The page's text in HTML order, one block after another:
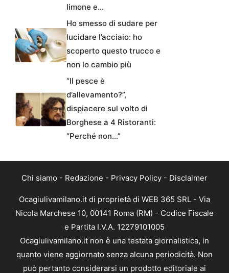
limone e…
Ho smesso di sudare per
lucidare l’acciaio: ho
scoperto questo trucco e
non lo cambio più
“Il pesce è
d’allevamento?”,
dispiacere sul volto di
Borghese a 4 Ristoranti:
“Perché non…”
Chi siamo - Redazione - Privacy Policy - Disclaimer
Ocagiulivamilano.it di proprietà di WEB 365 SRL - Via
Nicola Marchese 10, 00141 Roma (RM) - Codice Fiscale
e Partita I.V.A. 12279101005
Ocagiulivamilano.it non è una testata giornalistica, in
quanto viene aggiornato senza alcuna periodicità. Non
può pertanto considerarsi un prodotto editoriale ai